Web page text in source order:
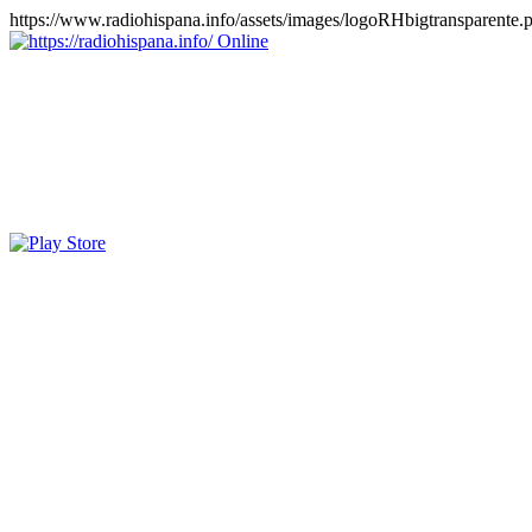
https://www.radiohispana.info/assets/images/
Online